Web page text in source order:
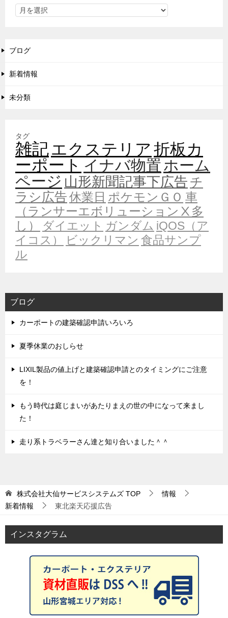
ブログ
新着情報
未分類
タグ
雑記エクステリア折板カ
ーポート イナバ物置ホーム
ページ 山形新聞記事下広告 チ
ラシ広告休業日 ポケモンＧＯ 車
（ランサーエボリューションⅩ多
し）
ダイエット ガンダム iQOS（ア
イコス）
ビックリマン 食品サンプ
ル
ブログ
カーポートの建築確認申請いろいろ
夏季休業のおしらせ
LIXIL製品の値上げと建築確認申請とのタイミングにご注意
を！
もう時代は庭じまいがあたりまえの世の中になって来まし
た！
走り系トラベラーさん達と知り合いました＾＾
株式会社大仙サービスシステムズ TOP
情報
新着情報
東北楽天応援広告
インスタグラム